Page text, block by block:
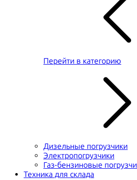
Перейти в категорию
Дизельные погрузчики
Электропогрузчики
Газ-бензиновые
Техника для склада